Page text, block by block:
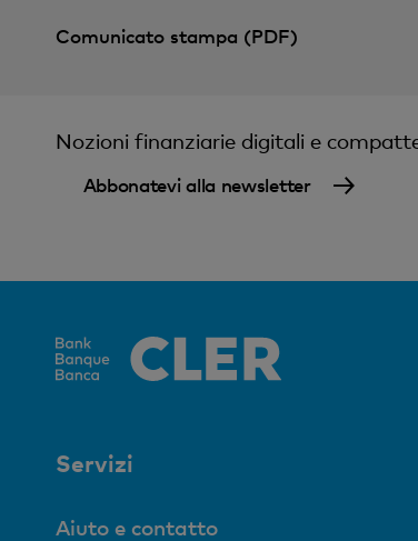
Comunicato stampa (PDF)
Nozioni finanziarie digitali e
Abbonatevi alla newsletter
Servizi
Aiuto e contatto